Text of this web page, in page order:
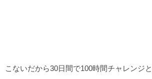
こないだから30日間で100時間チャレンジ